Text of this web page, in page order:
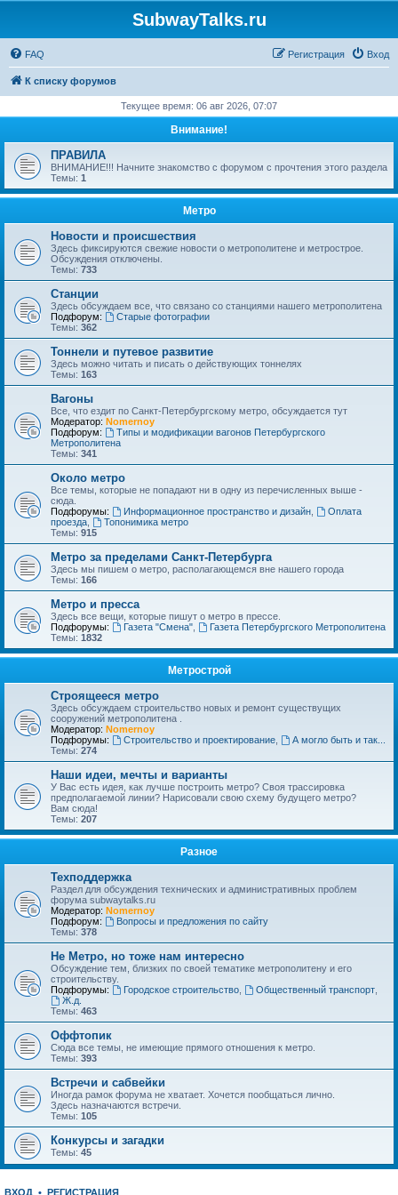
SubwayTalks.ru
FAQ Вход
Регистрация
К списку форумов
Текущее время: 06 авг 2026, 07:07
Внимание!
ПРАВИЛА
ВНИМАНИЕ!!! Начните знакомство с форумом с прочтения этого раздела
Темы: 1
Метро
Новости и происшествия
Здесь фиксируются свежие новости о метрополитене и метрострое.
Обсуждения отключены.
Темы: 733
Станции
Здесь обсуждаем все, что связано со станциями нашего метрополитена
Подфорум:
Старые фотографии
Темы: 362
Тоннели и путевое развитие
Здесь можно читать и писать о действующих тоннелях
Темы: 163
Вагоны
Все, что ездит по Санкт-Петербургскому метро, обсуждается тут
Модератор: Nomernoy
Подфорум:
Типы и модификации вагонов Петербургского
Метрополитена
Темы: 341
Около метро
Все темы, которые не попадают ни в одну из перечисленных выше -
сюда.
Подфорумы:
Информационное пространство и дизайн,
Оплата
проезда
Топонимика метро
Темы: 915
Метро за пределами Санкт-Петербурга
Здесь мы пишем о метро, располагающемся вне нашего города
Темы: 166
Метро и пресса
Здесь все вещи, которые пишут о метро в прессе.
Подфорумы:
Газета "Смена",
Газета Петербургского Метрополитена
Темы: 1832
Метрострой
Строящееся метро
Здесь обсуждаем строительство новых и ремонт существущих
сооружений метрополитена .
Модератор: Nomernoy
Подфорумы:
Строительство и проектирование,
А могло быть и так...
Темы: 274
Наши идеи, мечты и варианты
У Вас есть идея, как лучше построить метро? Своя трассировка
предполагаемой линии? Нарисовали свою схему будущего метро?
Вам сюда!
Темы: 207
Разное
Техподдержка
Раздел для обсуждения технических и административных проблем
форума subwaytalks.ru
Модератор: Nomernoy
Подфорум:
Вопросы и предложения по сайту
Темы: 378
Не Метро, но тоже нам интересно
Обсуждение тем, близких по своей тематике метрополитену и его
строительству.
Подфорумы:
Городское строительство, Общественный транспорт,
Ж.д.
Темы: 463
Оффтопик
Сюда все темы, не имеющие прямого отношения к метро.
Темы: 393
Встречи и сабвейки
Иногда рамок форума не хватает. Хочется пообщаться лично.
Здесь назначаются встречи.
Темы: 105
Конкурсы и загадки
Темы: 45
ВХОД • РЕГИСТРАЦИЯ